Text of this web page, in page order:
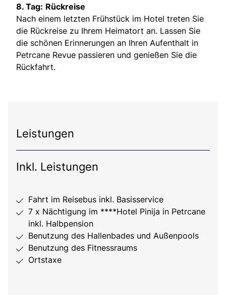
8. Tag: Rückreise
Nach einem letzten Frühstück im Hotel treten Sie
die Rückreise zu Ihrem Heimatort an. Lassen Sie
die schönen Erinnerungen an Ihren Aufenthalt in
Petrcane Revue passieren und genießen Sie die
Rückfahrt.
Leistungen
Inkl. Leistungen
Fahrt im Reisebus inkl. Basisservice
7 x Nächtigung im ****Hotel Pinija in Petrcane
inkl. Halbpension
Benutzung des Hallenbades und Außenpools
Benutzung des Fitnessraums
Ortstaxe